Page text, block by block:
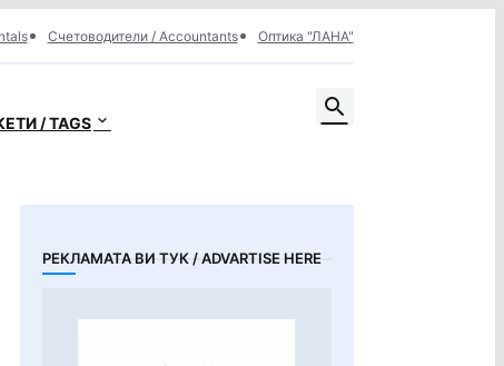
Счетоводители / Accountants Оптика "ЛАНА"
/ TAGS
РЕКЛАМАТА ВИ ТУК / ADVARTISE HERE